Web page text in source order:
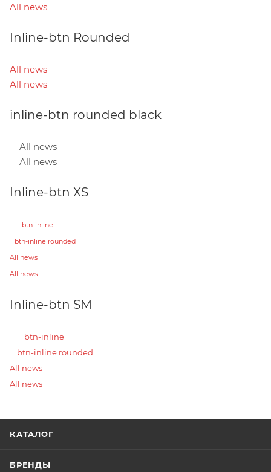
All news
Inline-btn Rounded
All news
All news
inline-btn rounded black
All news
All news
Inline-btn XS
btn-inline
btn-inline rounded
All news
All news
Inline-btn SM
btn-inline
btn-inline rounded
All news
All news
КАТАЛОГ
БРЕНДЫ